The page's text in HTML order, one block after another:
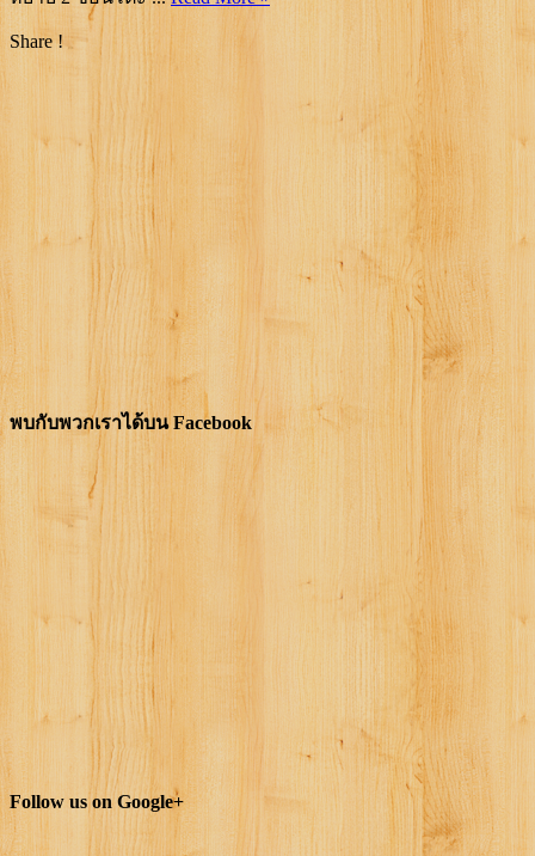
Share !
พบกับพวกเราได้บน Facebook
Follow us on Google+